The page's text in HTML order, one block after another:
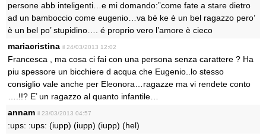
persone abb inteligenti…e mi domando:”come fate a stare dietro
ad un bamboccio come eugenio…va bè ke è un bel ragazzo pero’
è un bel po’ stupidino…. é proprio vero l’amore è cieco
mariacristina il 24/03/2013 12:02
Francesca , ma cosa ci fai con una persona senza carattere ? Ha
piu spessore un bicchiere d acqua che Eugenio..lo stesso
consiglio vale anche per Eleonora…ragazze ma vi rendete conto
….!!? E’ un ragazzo al quanto infantile…
annam il 23/03/2013 04:57
:ups: :ups: (iupp) (iupp) (iupp) (hel)